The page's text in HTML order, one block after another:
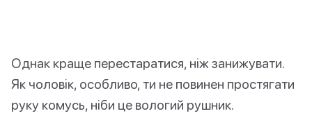
Однак краще перестаратися, ніж занижувати.
Як чоловік, особливо, ти не повинен простягати
руку комусь, ніби це вологий рушник.